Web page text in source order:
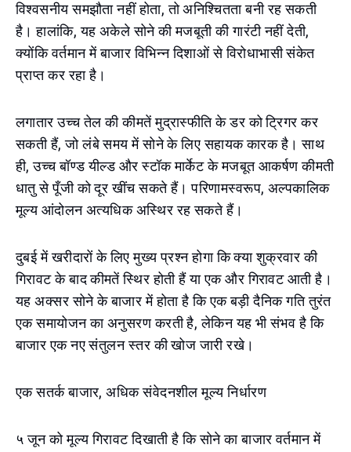
विश्वसनीय समझौता नहीं होता, तो अनिश्चितता बनी रह सकती
है। हालांकि, यह अकेले सोने की मजबूती की गारंटी नहीं देती,
क्योंकि वर्तमान में बाजार विभिन्न दिशाओं से विरोधाभासी संकेत
प्राप्त कर रहा है।
लगातार उच्च तेल की कीमतें मुद्रास्फीति के डर को ट्रिगर कर
सकती हैं, जो लंबे समय में सोने के लिए सहायक कारक है। साथ
ही, उच्च बॉण्ड यील्ड और स्टॉक मार्केट के मजबूत आकर्षण कीमती
धातु से पूँजी को दूर खींच सकते हैं। परिणामस्वरूप, अल्पकालिक
मूल्य आंदोलन अत्यधिक अस्थिर रह सकते हैं।
दुबई में खरीदारों के लिए मुख्य प्रश्न होगा कि क्या शुक्रवार की
गिरावट के बाद कीमतें स्थिर होती हैं या एक और गिरावट आती है।
यह अक्सर सोने के बाजार में होता है कि एक बड़ी दैनिक गति तुरंत
एक समायोजन का अनुसरण करती है, लेकिन यह भी संभव है कि
बाजार एक नए संतुलन स्तर की खोज जारी रखे।
एक सतर्क बाजार, अधिक संवेदनशील मूल्य निर्धारण
५ जून को मूल्य गिरावट दिखाती है कि सोने का बाजार वर्तमान में